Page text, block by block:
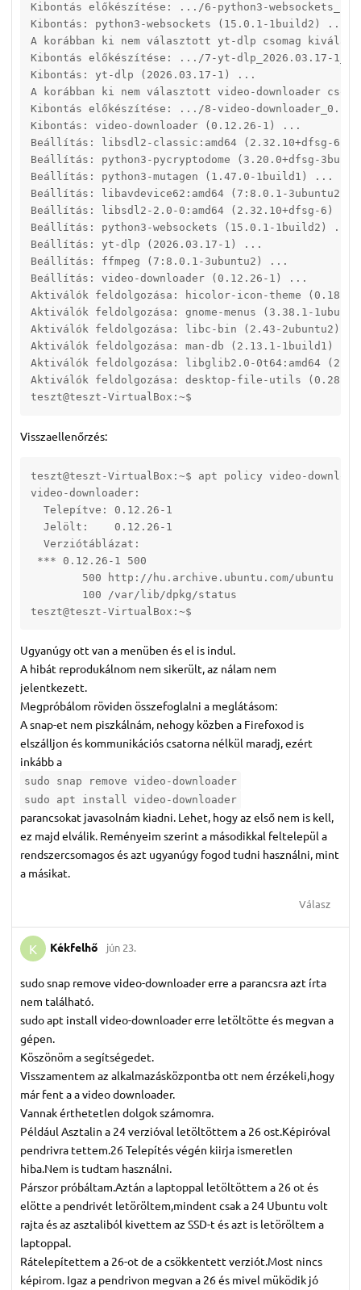
Kibontás előkészítése: .../6-python3-
Kibontás: python3-websockets (15.0.1-1build2) ...
A korábban ki nem választott yt-dlp csomag
Kibontás előkészítése: .../7-yt-dlp_2026.03.17-
Kibontás: yt-dlp (2026.03.17-1) ...
A korábban ki nem választott video-downloader
Kibontás előkészítése: .../8-video-
Kibontás: video-downloader (0.12.26-1) ...
Beállítás: libsdl2-classic:amd64 (2.32.10+dfsg-6)
Beállítás: python3-pycryptodome (3.20.0+dfsg-
Beállítás: python3-mutagen (1.47.0-1build1) ...
Beállítás: libavdevice62:amd64 (7:8.0.1-3ubuntu2)
Beállítás: libsdl2-2.0-0:amd64 (2.32.10+dfsg-6) ...
Beállítás: python3-websockets (15.0.1-1build2) ...
Beállítás: yt-dlp (2026.03.17-1) ...
Beállítás: ffmpeg (7:8.0.1-3ubuntu2) ...
Beállítás: video-downloader (0.12.26-1) ...
Aktiválók feldolgozása: hicolor-icon-theme (0.18-
Aktiválók feldolgozása: gnome-menus (3.38.1-
Aktiválók feldolgozása: libc-bin (2.43-2ubuntu2)
Aktiválók feldolgozása: man-db (2.13.1-1build1) ...
Aktiválók feldolgozása: libglib2.0-0t64:amd64
Aktiválók feldolgozása: desktop-file-utils (0.28-
teszt@teszt-VirtualBox:~$
Visszaellenőrzés:
teszt@teszt-VirtualBox:~$ apt policy video-
video-downloader:
  Telepítve: 0.12.26-1
  Jelölt:    0.12.26-1
  Verziótáblázat:
*** 0.12.26-1 500
500 http://hu.archive.ubuntu.com/ubuntu
        100 /var/lib/dpkg/status
teszt@teszt-VirtualBox:~$
Ugyanúgy ott van a menüben és el is indul.
A hibát reprodukálnom nem sikerült, az nálam nem
jelentkezett.
Megpróbálom röviden összefoglalni a meglátásom:
A snap-et nem piszkálnám, nehogy közben a Firefoxod is
elszálljon és kommunikációs csatorna nélkül maradj, ezért
inkább a
sudo snap remove video-downloader
sudo apt install video-downloader
parancsokat javasolnám kiadni. Lehet, hogy az első nem is kell,
ez majd elválik. Reményeim szerint a másodikkal feltelepül a
rendszercsomagos és azt ugyanúgy fogod tudni használni, mint
a másikat.
Válasz
K Kékfelhő jún 23.
sudo snap remove video-downloader erre a parancsra azt írta
nem található.
sudo apt install video-downloader erre letöltötte és megvan a
gépen.
Köszönöm a segítségedet.
Visszamentem az alkalmazásközpontba ott nem érzékeli,hogy
már fent a a video downloader.
Vannak érthetetlen dolgok számomra.
Például Asztalin a 24 verzióval letöltöttem a 26 ost.Képiróval
pendrivra tettem.26 Telepítés végén kiirja ismeretlen
hiba.Nem is tudtam használni.
Párszor próbáltam.Aztán a laptoppal letöltöttem a 26 ot és
elötte a pendrivét letöröltem,mindent csak a 24 Ubuntu volt
rajta és az asztaliból kivettem az SSD-t és azt is letöröltem a
laptoppal.
Rátelepítettem a 26-ot de a csökkentett verziót.Most nincs
képirom. Igaz a pendrivon megvan a 26 és mivel müködik jó